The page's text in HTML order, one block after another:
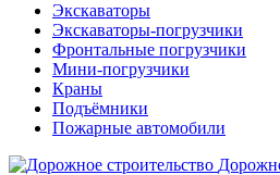
Экскаваторы
Экскаваторы-погрузчики
Фронтальные погрузчики
Мини-погрузчики
Краны
Подъёмники
Пожарные автомобили